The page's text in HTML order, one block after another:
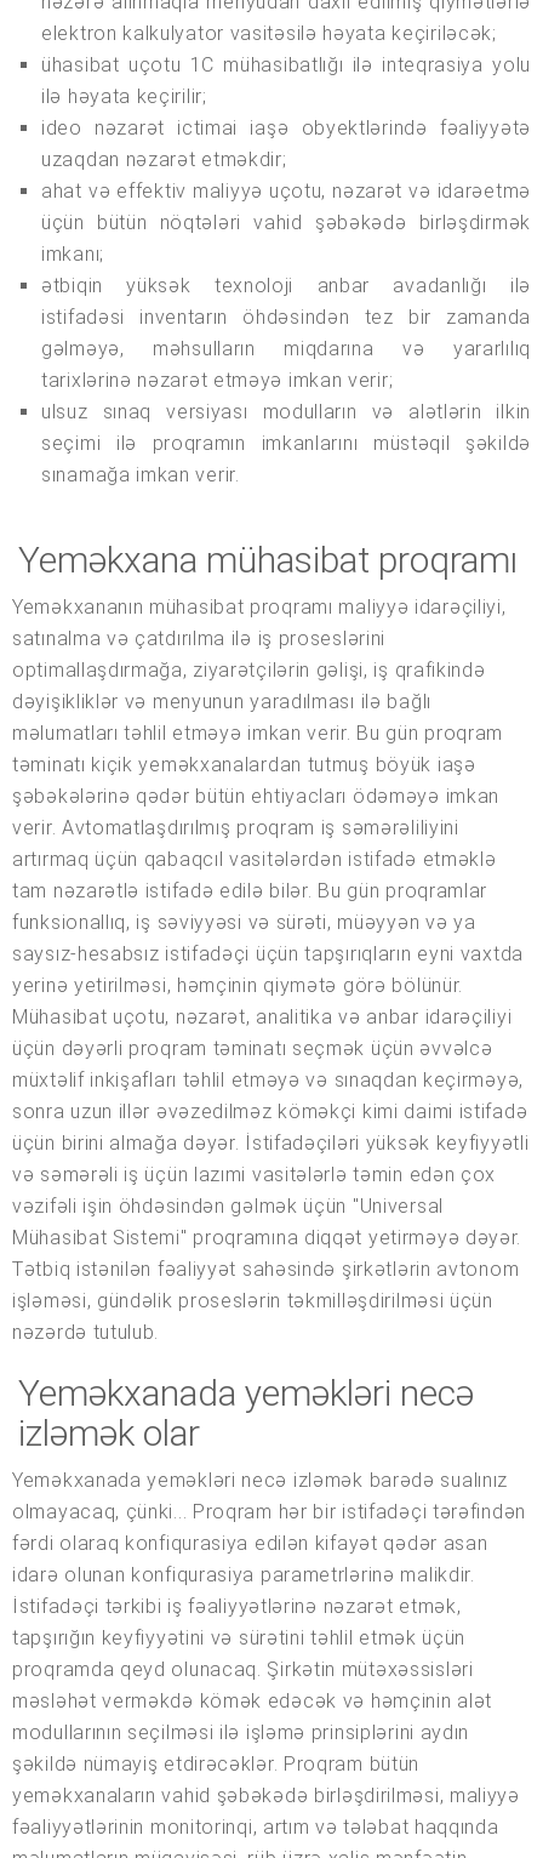
elektron kalkulyator vasitəsilə həyata keçiriləcək;
ühasibat uçotu 1C mühasibatlığı ilə inteqrasiya yolu
ilə həyata keçirilir;
ideo nəzarət ictimai iaşə obyektlərində fəaliyyətə
uzaqdan nəzarət etməkdir;
ahat və effektiv maliyyə uçotu, nəzarət və idarəetmə
üçün bütün nöqtələri vahid şəbəkədə birləşdirmək
imkanı;
ətbiqin yüksək texnoloji anbar avadanlığı ilə
istifadəsi inventarın öhdəsindən tez bir zamanda
gəlməyə, məhsulların miqdarına və yararlılıq
tarixlərinə nəzarət etməyə imkan verir;
ulsuz sınaq versiyası modulların və alətlərin ilkin
seçimi ilə proqramın imkanlarını müstəqil şəkildə
sınamağa imkan verir.
Yeməkxana mühasibat proqramı
Yeməkxananın mühasibat proqramı maliyyə idarəçiliyi,
satınalma və çatdırılma ilə iş proseslərini
optimallaşdırmağa, ziyarətçilərin gəlişi, iş qrafikində
dəyişikliklər və menyunun yaradılması ilə bağlı
məlumatları təhlil etməyə imkan verir. Bu gün proqram
təminatı kiçik yeməkxanalardan tutmuş böyük iaşə
şəbəkələrinə qədər bütün ehtiyacları ödəməyə imkan
verir. Avtomatlaşdırılmış proqram iş səmərəliliyini
artırmaq üçün qabaqcıl vasitələrdən istifadə etməklə
tam nəzarətlə istifadə edilə bilər. Bu gün proqramlar
funksionallıq, iş səviyyəsi və sürəti, müəyyən və ya
saysız-hesabsız istifadəçi üçün tapşırıqların eyni vaxtda
yerinə yetirilməsi, həmçinin qiymətə görə bölünür.
Mühasibat uçotu, nəzarət, analitika və anbar idarəçiliyi
üçün dəyərli proqram təminatı seçmək üçün əvvəlcə
müxtəlif inkişafları təhlil etməyə və sınaqdan keçirməyə,
sonra uzun illər əvəzedilməz köməkçi kimi daimi istifadə
üçün birini almağa dəyər. İstifadəçiləri yüksək keyfiyyətli
və səmərəli iş üçün lazımi vasitələrlə təmin edən çox
vəzifəli işin öhdəsindən gəlmək üçün "Universal
Mühasibat Sistemi" proqramına diqqət yetirməyə dəyər.
Tətbiq istənilən fəaliyyət sahəsində şirkətlərin avtonom
işləməsi, gündəlik proseslərin təkmilləşdirilməsi üçün
nəzərdə tutulub.
Yeməkxanada yeməkləri necə
izləmək olar
Yeməkxanada yeməkləri necə izləmək barədə sualınız
olmayacaq, çünki... Proqram hər bir istifadəçi tərəfindən
fərdi olaraq konfiqurasiya edilən kifayət qədər asan
idarə olunan konfiqurasiya parametrlərinə malikdir.
İstifadəçi tərkibi iş fəaliyyətlərinə nəzarət etmək,
tapşırığın keyfiyyətini və sürətini təhlil etmək üçün
proqramda qeyd olunacaq. Şirkətin mütəxəssisləri
məsləhət verməkdə kömək edəcək və həmçinin alət
modullarının seçilməsi ilə işləmə prinsiplərini aydın
şəkildə nümayiş etdirəcəklər. Proqram bütün
yeməkxanaların vahid şəbəkədə birləşdirilməsi, maliyyə
fəaliyyətlərinin monitorinqi, artım və tələbat haqqında